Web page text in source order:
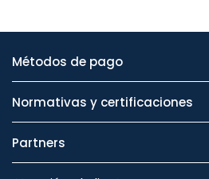
Métodos de pago
Normativas y certificaciones
Partners